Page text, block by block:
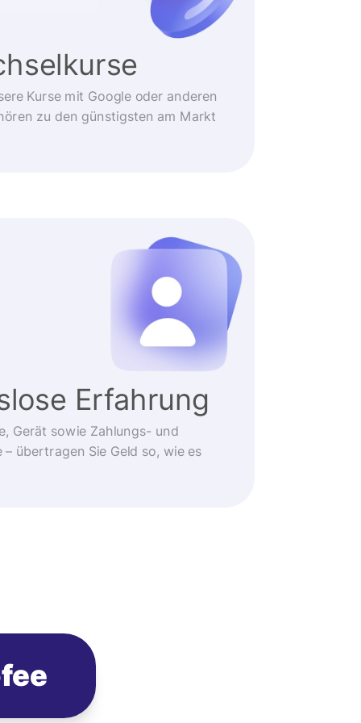
Kurse mit Google oder anderen
zu den günstigsten am Markt
Erfahrung
Gerät sowie Zahlungs- und
übertragen Sie Geld so, wie es